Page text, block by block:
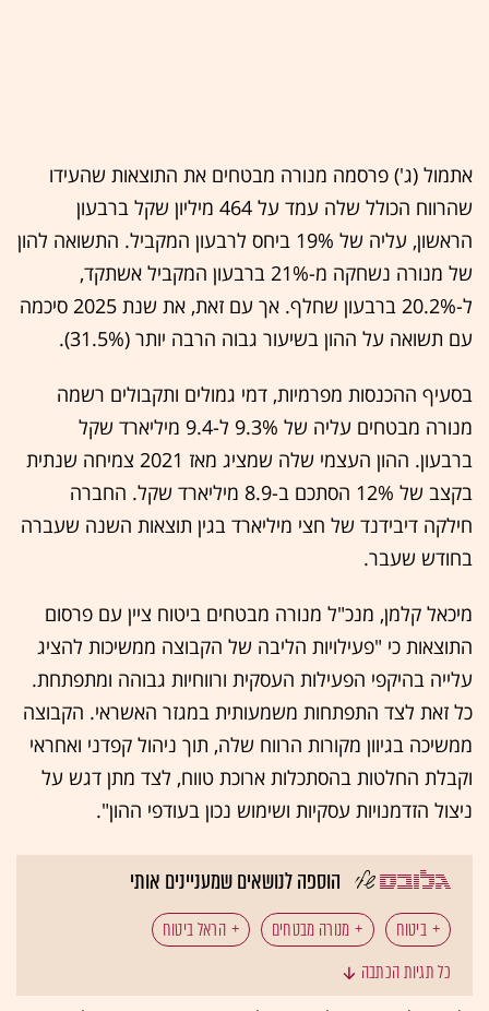
אתמול (ג') פרסמה מנורה מבטחים את התוצאות שהעידו
שהרווח הכולל שלה עמד על 464 מיליון שקל ברבעון
הראשון, עליה של 19% ביחס לרבעון המקביל. התשואה להון
של מנורה נשחקה מ-21% ברבעון המקביל אשתקד,
ל-20.2% ברבעון שחלף. אך עם זאת, את שנת 2025 סיכמה
עם תשואה על ההון בשיעור גבוה הרבה יותר (31.5%).
בסעיף ההכנסות מפרמיות, דמי גמולים ותקבולים רשמה
מנורה מבטחים עליה של 9.3% ל-9.4 מיליארד שקל
ברבעון. ההון העצמי שלה שמציג מאז 2021 צמיחה שנתית
בקצב של 12% הסתכם ב-8.9 מיליארד שקל. החברה
חילקה דיבידנד של חצי מיליארד בגין תוצאות השנה שעברה
בחודש שעבר.
מיכאל קלמן, מנכ"ל מנורה מבטחים ביטוח ציין עם פרסום
התוצאות כי "פעילויות הליבה של הקבוצה ממשיכות להציג
עלייה בהיקפי הפעילות העסקית ורווחיות גבוהה ומתפתחת.
כל זאת לצד התפתחות משמעותית במגזר האשראי. הקבוצה
ממשיכה בגיוון מקורות הרווח שלה, תוך ניהול קפדני ואחראי
וקבלת החלטות בהסתכלות ארוכת טווח, לצד מתן דגש על
ניצול הזדמנויות עסקיות ושימוש נכון בעודפי ההון".
הוספה לנושאים שמעניינים אותי
ביטוח מנורה מבטחים הראל ביטוח
כל תגיות הכתבה